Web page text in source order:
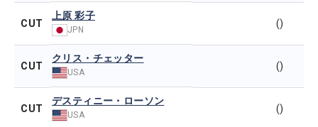
CUT
上原 彩子
JPN
()
CUT
クリス・チェッター
USA
()
CUT
デスティニー・ローソン
USA
()